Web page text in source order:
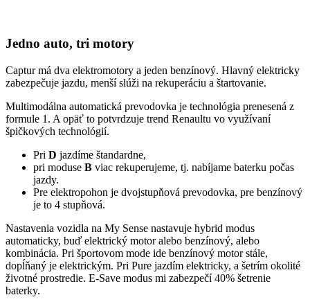
Jedno auto, tri motory
Captur má dva elektromotory a jeden benzínový. Hlavný elektricky
zabezpečuje jazdu, menší slúži na rekuperáciu a štartovanie.
Multimodálna automatická prevodovka je technológia prenesená z
formule 1. A opäť to potvrdzuje trend Renaultu vo využívaní
špičkových technológií.
Pri D jazdíme štandardne,
pri moduse B viac rekuperujeme, tj. nabíjame baterku počas
jazdy.
Pre elektropohon je dvojstupňová prevodovka, pre benzínový
je to 4 stupňová.
Nastavenia vozidla na My Sense nastavuje hybrid modus
automaticky, buď elektrický motor alebo benzínový, alebo
kombinácia. Pri športovom mode ide benzínový motor stále,
dopĺňaný je elektrickým. Pri Pure jazdím elektricky, a šetrím okolité
životné prostredie. E-Save modus mi zabezpečí 40% šetrenie
baterky.